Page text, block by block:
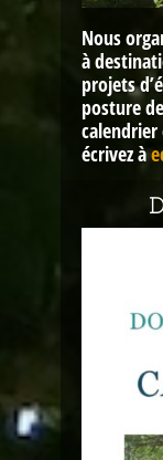
Nous
à
projets
posture
écrivez à